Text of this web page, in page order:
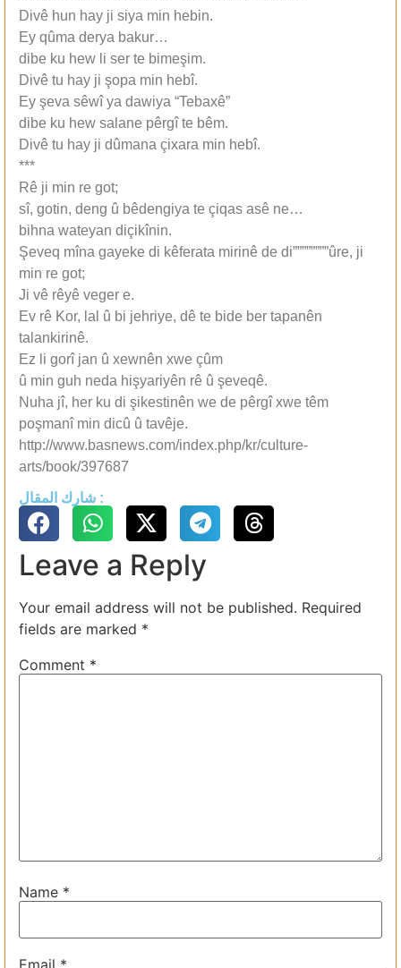
Divê hun hay ji siya min hebin.
Ey qûma derya bakur…
dibe ku hew li ser te bimeşim.
Divê tu hay ji şopa min hebî.
Ey şeva sêwî ya dawiya “Tebaxê”
dibe ku hew salane pêrgî te bêm.
Divê tu hay ji dûmana çixara min hebî.
***
Rê ji min re got;
sî, gotin, deng û bêdengiya te çiqas asê ne…
bihna wateyan diçikînin.
Şeveq mîna gayeke di kêferata mirinê de di””””””””ûre, ji
min re got;
Ji vê rêyê veger e.
Ev rê Kor, lal û bi jehriye, dê te bide ber tapanên
talankirinê.
Ez li gorî jan û xewnên xwe çûm
û min guh neda hişyariyên rê û şeveqê.
Nuha jî, her ku di şikestinên we de pêrgî xwe têm
poşmanî min dicû û tavêje.
http://www.basnews.com/index.php/kr/culture-
arts/book/397687
شارك المقال :
Leave a Reply
Your email address will not be published. Required
fields are marked *
Comment *
Name *
Email *